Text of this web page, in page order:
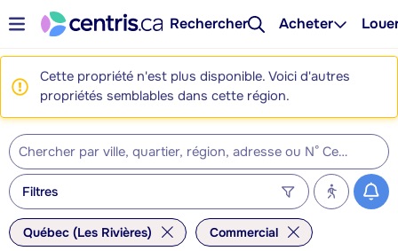
Rechercher Acheter
Cette propriété n'est plus disponible. Voici d'autres
propriétés semblables dans cette région.
Filtres
Québec (Les Rivières) Commercial